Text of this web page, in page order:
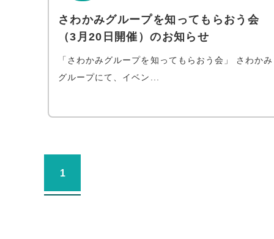
さわかみグループを知ってもらおう会
（3月20日開催）のお知らせ
「さわかみグループを知ってもらおう会」 さわかみ
グループにて、イベン...
1